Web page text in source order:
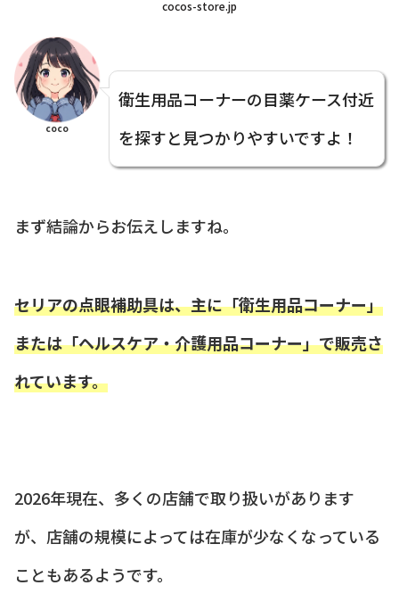
cocos-store.jp
coco
衛生用品コーナーの目薬ケース付近
を探すと見つかりやすいですよ！
まず結論からお伝えしますね。
セリアの点眼補助具は、主に「衛生用品コーナー」
または「ヘルスケア・介護用品コーナー」で販売さ
れています。
2026年現在、多くの店舗で取り扱いがあります
が、店舗の規模によっては在庫が少なくなっている
こともあるようです。